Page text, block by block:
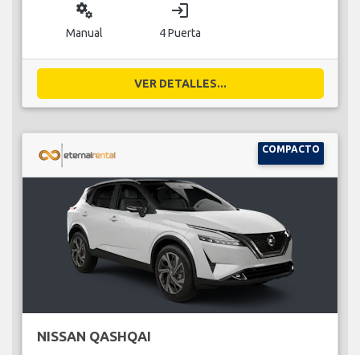
miscellaneous_services
Manual
login
4 Puerta
VER DETALLES...
COMPACTO
NISSAN QASHQAI